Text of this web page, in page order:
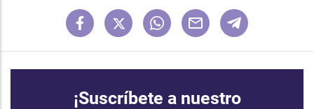
¡Suscríbete a nuestro